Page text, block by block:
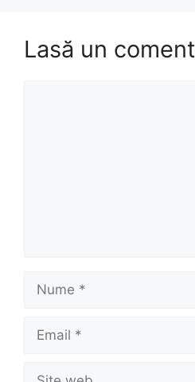
Lasă un
Nume
Email
Site